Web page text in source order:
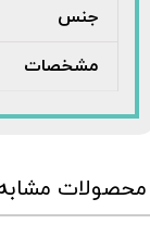
جنس
مشخصات
محصولات